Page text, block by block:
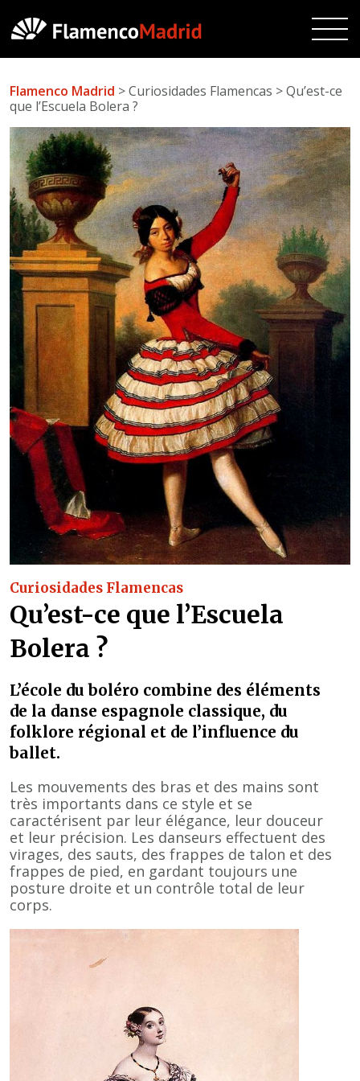
Flamenco Madrid > Curiosidades Flamencas > Qu’est-ce
que l’Escuela Bolera ?
Curiosidades Flamencas
Qu’est-ce que l’Escuela
Bolera ?
L’école du boléro combine des éléments
de la danse espagnole classique, du
folklore régional et de l’influence du
ballet.
Les mouvements des bras et des mains sont
très importants dans ce style et se
caractérisent par leur élégance, leur douceur
et leur précision. Les danseurs effectuent des
virages, des sauts, des frappes de talon et des
frappes de pied, en gardant toujours une
posture droite et un contrôle total de leur
corps.